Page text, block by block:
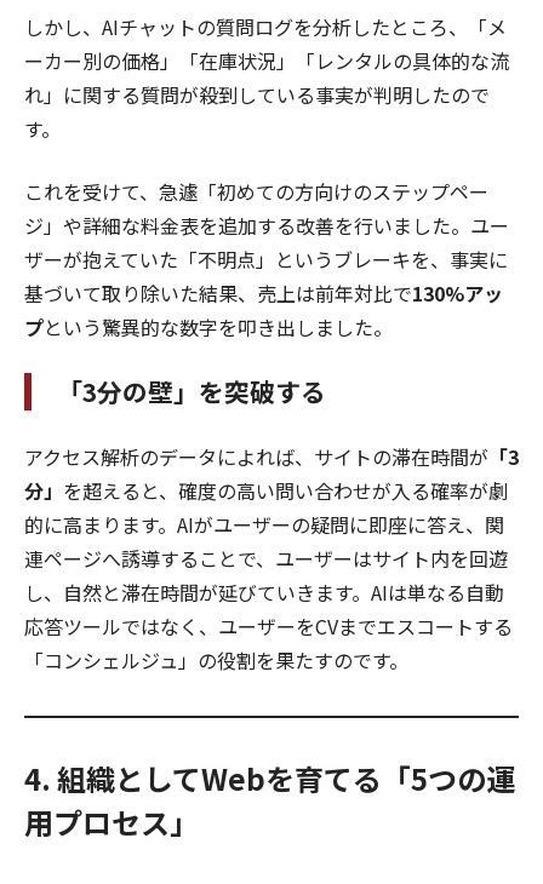
しかし、AIチャットの質問ログを分析したところ、「メ
ーカー別の価格」「在庫状況」「レンタルの具体的な流
れ」に関する質問が殺到している事実が判明したので
す。
これを受けて、急遽「初めての方向けのステップペー
ジ」や詳細な料金表を追加する改善を行いました。ユー
ザーが抱えていた「不明点」というブレーキを、事実に
基づいて取り除いた結果、売上は前年対比で130%アッ
プという驚異的な数字を叩き出しました。
「3分の壁」を突破する
アクセス解析のデータによれば、サイトの滞在時間が 「3
分」 を超えると、確度の高い問い合わせが入る確率が劇
的に高まります。AIがユーザーの疑問に即座に答え、関
連ページへ誘導することで、ユーザーはサイト内を回遊
し、自然と滞在時間が延びていきます。AIは単なる自動
応答ツールではなく、ユーザーをCVまでエスコートする
「コンシェルジュ」の役割を果たすのです。
4. 組織としてWebを育てる「5つの運
用プロセス」